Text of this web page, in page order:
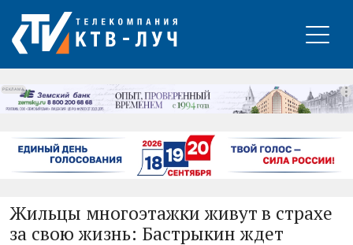
РЕКЛАМА
Жильцы многоэтажки живут в страхе
за свою жизнь: Бастрыкин ждет